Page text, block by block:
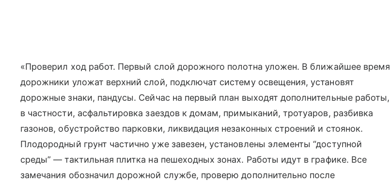
«Проверил ход работ. Первый слой дорожного полотна уложен. В ближайшее время
дорожники уложат верхний слой, подключат систему освещения, установят
дорожные знаки, пандусы. Сейчас на первый план выходят дополнительные работы,
в частности, асфальтировка заездов к домам, примыканий, тротуаров, разбивка
газонов, обустройство парковки, ликвидация незаконных строений и стоянок.
Плодородный грунт частично уже завезен, установлены элементы “доступной
среды” — тактильная плитка на пешеходных зонах. Работы идут в графике. Все
замечания обозначил дорожной службе, проверю дополнительно после